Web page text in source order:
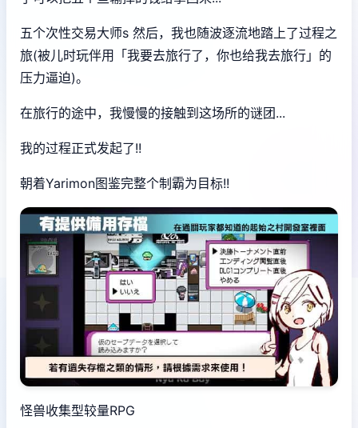
五个次性交易大师s 然后，我也随波逐流地踏上了过程之
旅(被儿时玩伴用「我要去旅行了，你也给我去旅行」的
压力逼迫)。
在旅行的途中，我慢慢的接触到这场所的谜团...
我的过程正式发起了!!
朝着Yarimon图鉴完整个制霸为目标!!
怪兽收集型较量RPG